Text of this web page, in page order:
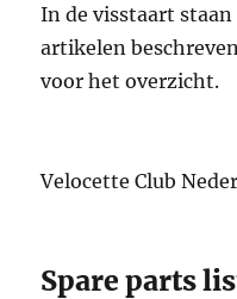
In de visstaart
artikelen
voor het overzicht.
Velocette Club
Spare parts